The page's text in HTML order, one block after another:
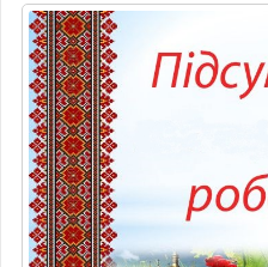
МАТЕРІАЛИ З ПРЕДМЕТІВ
РІЗНІ МАТЕРІАЛИ
НОВИНИ